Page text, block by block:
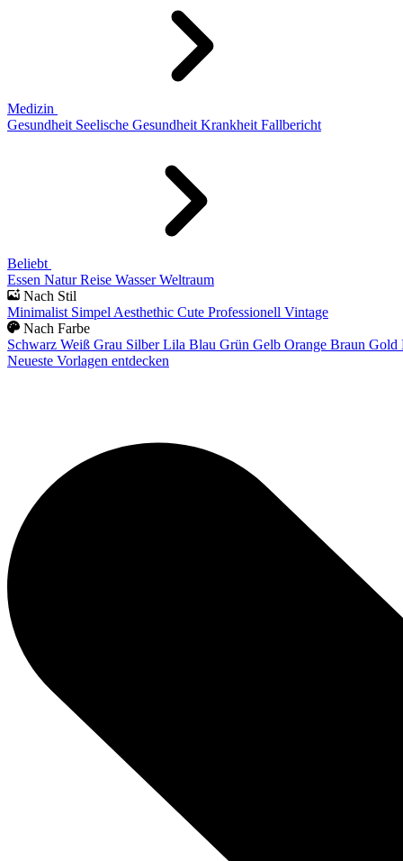
Medizin
Gesundheit Seelische Gesundheit Krankheit Fallbericht
Beliebt
Essen Natur Reise Wasser Weltraum
Nach Stil
Minimalist Simpel Aesthethic Cute Professionell Vintage
Nach Farbe
Schwarz Weiß Grau Silber Lila Blau Grün Gelb Orange Braun Gold
Neueste Vorlagen entdecken